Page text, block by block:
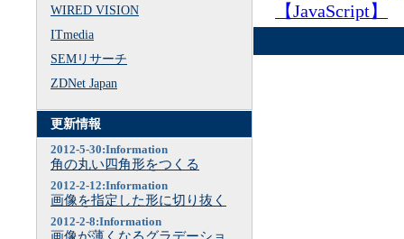
【JavaScript】
WIRED VISION
ITmedia
SEMリサーチ
ZDNet Japan
更新情報
2012-5-30:Information
角の丸い四角形をつくる
2012-2-12:Information
画像を指定した形に切り抜く
2012-2-8:Information
画像が薄くなるグラデーショ